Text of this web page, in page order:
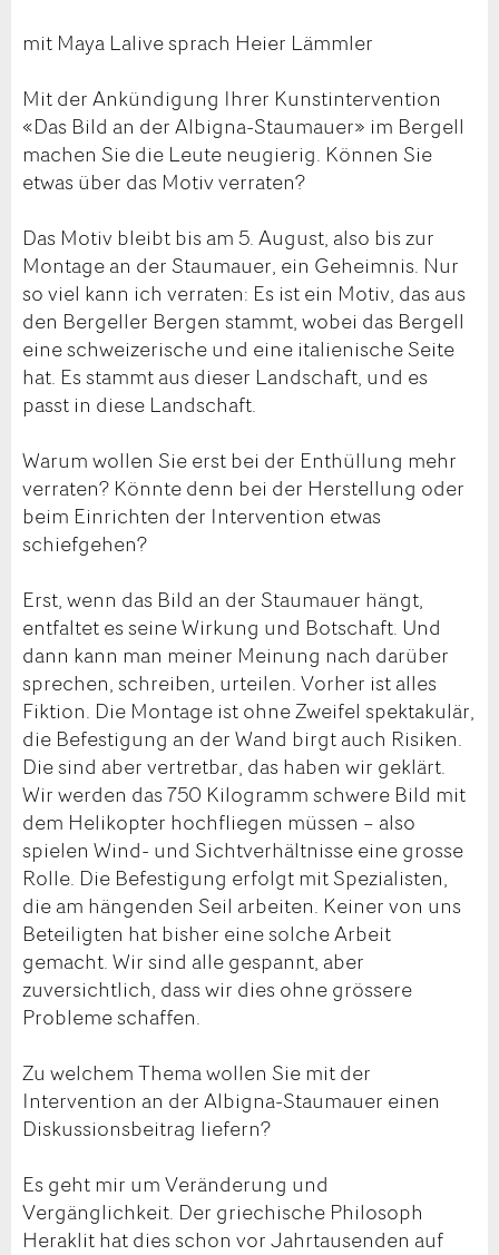
mit Maya Lalive sprach Heier Lämmler
Mit der Ankündigung Ihrer Kunstintervention
«Das Bild an der Albigna-Staumauer» im Bergell
machen Sie die Leute neugierig. Können Sie
etwas über das Motiv verraten?
Das Motiv bleibt bis am 5. August, also bis zur
Montage an der Staumauer, ein Geheimnis. Nur
so viel kann ich verraten: Es ist ein Motiv, das aus
den Bergeller Bergen stammt, wobei das Bergell
eine schweizerische und eine italienische Seite
hat. Es stammt aus dieser Landschaft, und es
passt in diese Landschaft.
Warum wollen Sie erst bei der Enthüllung mehr
verraten? Könnte denn bei der Herstellung oder
beim Einrichten der Intervention etwas
schiefgehen?
Erst, wenn das Bild an der Staumauer hängt,
entfaltet es seine Wirkung und Botschaft. Und
dann kann man meiner Meinung nach darüber
sprechen, schreiben, urteilen. Vorher ist alles
Fiktion. Die Montage ist ohne Zweifel spektakulär,
die Befestigung an der Wand birgt auch Risiken.
Die sind aber vertretbar, das haben wir geklärt.
Wir werden das 750 Kilogramm schwere Bild mit
dem Helikopter hochfliegen müssen – also
spielen Wind- und Sichtverhältnisse eine grosse
Rolle. Die Befestigung erfolgt mit Spezialisten,
die am hängenden Seil arbeiten. Keiner von uns
Beteiligten hat bisher eine solche Arbeit
gemacht. Wir sind alle gespannt, aber
zuversichtlich, dass wir dies ohne grössere
Probleme schaffen.
Zu welchem Thema wollen Sie mit der
Intervention an der Albigna-Staumauer einen
Diskussionsbeitrag liefern?
Es geht mir um Veränderung und
Vergänglichkeit. Der griechische Philosoph
Heraklit hat dies schon vor Jahrtausenden auf